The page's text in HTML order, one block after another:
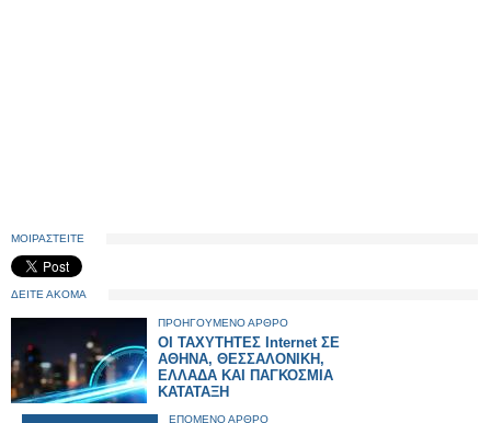
ΜΟΙΡΑΣΤΕΙΤΕ
ΔΕΙΤΕ ΑΚΟΜΑ
ΠΡΟΗΓΟΥΜΕΝΟ ΑΡΘΡΟ
ΟΙ ΤΑΧΥΤΗΤΕΣ Internet ΣΕ
ΑΘΗΝΑ, ΘΕΣΣΑΛΟΝΙΚΗ,
ΕΛΛΑΔΑ ΚΑΙ ΠΑΓΚΟΣΜΙΑ
ΚΑΤΑΤΑΞΗ
ΕΠΟΜΕΝΟ ΑΡΘΡΟ